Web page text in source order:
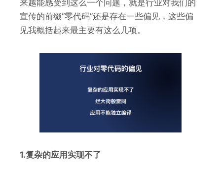
来越能感受到这么一个问题，就是行业对我们的
宣传的前缀“零代码”还是存在一些偏见，这些偏
见我概括起来最主要有这么几项。
1.复杂的应用实现不了